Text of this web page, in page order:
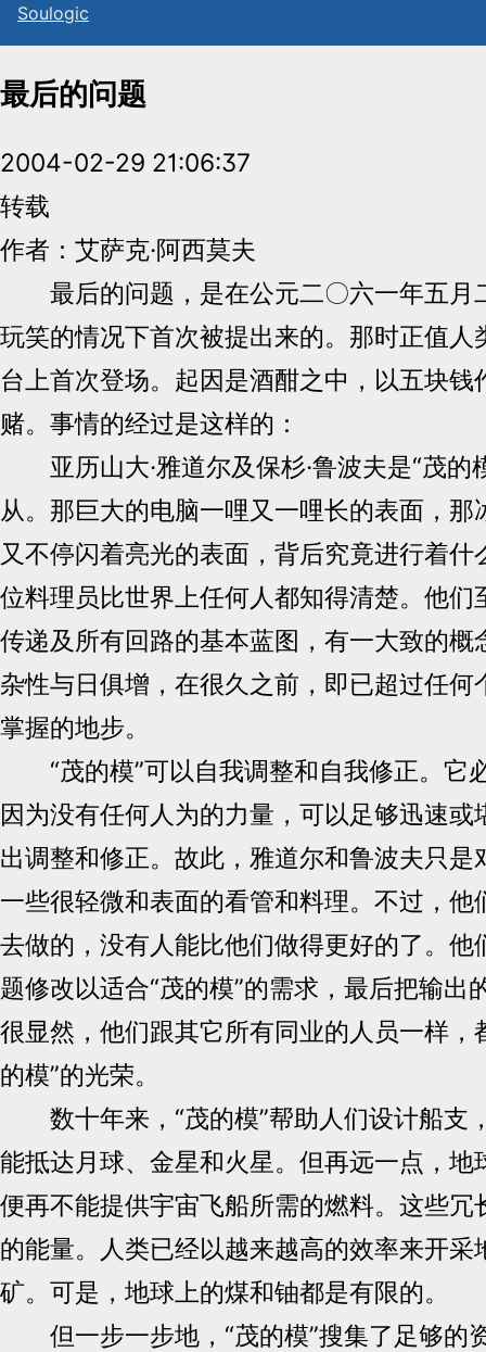
Soulogic
最后的问题
2004-02-29 21:06:37
转载
作者：艾萨克·阿西莫夫
最后的问题，是在公元二〇六一年五月
玩笑的情况下首次被提出来的。那时正值人
台上首次登场。起因是酒酣之中，以五块钱
赌。事情的经过是这样的：
亚历山大·雅道尔及保杉·鲁波夫是“茂的
从。那巨大的电脑一哩又一哩长的表面，那
又不停闪着亮光的表面，背后究竟进行着什
位料理员比世界上任何人都知得清楚。他们
传递及所有回路的基本蓝图，有一大致的概
杂性与日俱增，在很久之前，即已超过任何
掌握的地步。
“茂的模”可以自我调整和自我修正。它
因为没有任何人为的力量，可以足够迅速或
出调整和修正。故此，雅道尔和鲁波夫只是
一些很轻微和表面的看管和料理。不过，他
去做的，没有人能比他们做得更好的了。他
题修改以适合“茂的模”的需求，最后把输出
很显然，他们跟其它所有同业的人员一样，
的模”的光荣。
数十年来，“茂的模”帮助人们设计船支
能抵达月球、金星和火星。但再远一点，地
便再不能提供宇宙飞船所需的燃料。这些冗
的能量。人类已经以越来越高的效率来开采
矿。可是，地球上的煤和铀都是有限的。
但一步一步地，“茂的模”搜集了足够的